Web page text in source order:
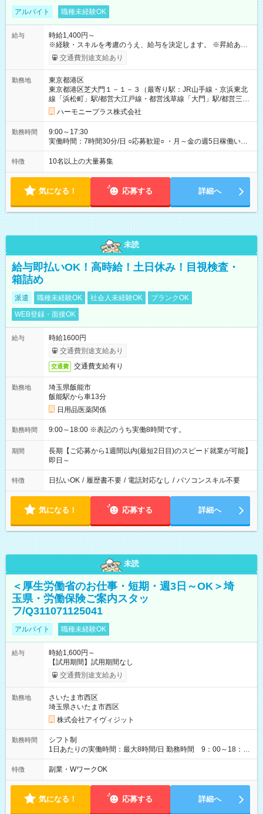
アルバイト 職種未経験OK
給与
時給1,400円～
※経験・スキルを考慮のうえ、給与を決定します。 ※昇給あり
（勤務実績・評価による） ※残業が発生した場合は、時間外手
当を全額支給します。 ※交通費支給（月額上限50,000円／当社
間中も給与・待遇に変更はありません。 【試用期間】試用期間
あり 試用期間の長さ：1ヶ月 雇用形態、給与は本採用時と同じ
です。 試用期間中は、健康保険などの福利厚生の一部が制限さ
れる可能性があります。
交通費別途支給あり
勤務地
東京都港区
東京都港区芝大門１－１－３（最寄り駅：JR山手線・京浜東北
線「浜松町」駅/都営大江戸線・都営浅草線「⼤⾨」駅/都営三田
線「御成⾨」駅）
ハーモニープラス株式会社
勤務時間
9:00～17:30
実働時間：7時間30分/日 ○応募歓迎○ ・月～金の週5日稼働いた
だける方 ・実働時間：7.5時間（休憩1時間）
特徴 10名以上の大量募集
気になる！ 応募する 詳細へ
未読
給与即払いOK！高時給！土日休み！目視検査・
箱詰め
派遣 職種未経験OK 社会人未経験OK
ブランクOK
WEB登録・面接OK
給与
時給1600円
交通費別途支給あり
交通費 交通費支給有り
勤務地
埼玉県飯能市
飯能駅から車13分
日用品医薬関係
勤務時間 9:00～18:00 ※表記のうち実働8時間です。
期間
長期【ご応募から1週間以内(最短2日目)のスピード就業が可能】
即日～
特徴 日払いOK / 履歴書不要 / 電話対応なし / パソコンスキル不要
気になる！ 応募する 詳細へ
未読
＜厚生労働省のお仕事・短期・週3日～OK＞埼
玉県・労働保険ご案内スタッ
フ/Q311071125041
アルバイト 職種未経験OK
給与
時給1,600円～
【試用期間】試用期間なし
交通費別途支給あり
勤務地
さいたま市西区
埼玉県さいたま市西区
株式会社アイヴィジット
勤務時間
シフト制
1日あたりの実働時間：最大8時間/日 勤務時間 9：00～18：
00(実働8h、休憩1h) 土日祝含む週3日～OK、シフト制 ※もちろ
ん週5日勤務もOK♪ 勤務期間：2026年8月12日～9月9日※リスト
特徴 副業・WワークOK
気になる！ 応募する 詳細へ